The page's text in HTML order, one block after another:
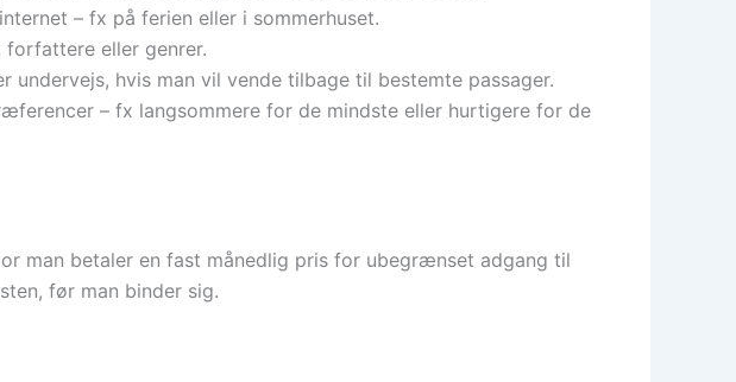
– fx på ferien eller i sommerhuset.
eller genrer.
hvis man vil vende tilbage til bestemte passager.
– fx langsommere for de mindste eller hurtigere for de
man betaler en fast månedlig pris for ubegrænset adgang til
før man binder sig.